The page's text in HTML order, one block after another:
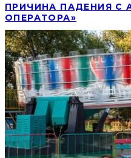
ПРИЧИНА ПАДЕНИЯ С
ОПЕРАТОРА»